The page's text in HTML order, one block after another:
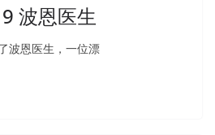
波恩医生
波恩医生，一位漂